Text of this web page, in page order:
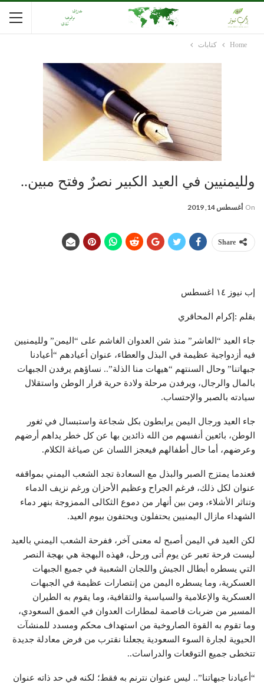
Home كتابات
ولليمنيين في العيد الكبير نصرٌ وفتح مبين..
On أغسطس 14, 2019
Share
إب نيوز ١٤ اغسطس
بقلم :إكرام المحاقري
جاء العيد “العاشر” منذ شن العدوان الغاشم على “اليمن” ولليمنيين
فيه أزدواجية عظيمة في البذل والعطاء، عنوان أعيادهم “أعيادنا
جبهاتنا” وحال السنتهم “هيهات منا الذلة”.. نساؤهم يرفدن الجبهات
بالمال والرجال، ويرفدن مرحلة ولادة حرية قرار الوطن واستقلال
سيادته بالصبر والإحتساب.
جاء العيد ورجال اليمن يرابطون بكل شجاعة واستبسال في ثغور
الوطن، بائعين أنفسهم من الله ذائدين بها عن كل خطر يداهم أرضهم
وعرضهم، أما حال أطفالهم فيعجز اللسان عن صياغة الكلام.
فعندما يمتزج الصبر والبذل مع السعادة تجد الشعب اليمني بمواقفه
عنوان لكل ذلك، فرغم الجراح وعظيم الأحزان ورغم نزيف الدماء
وتناثر الأشلاء، ومن بين أنهار من دموع الثكالى الممزوجة بنهر دماء
الشهداء مازال اليمنيين يحتفلون ويحتفون بيوم العيد.
لكن العيد في اليمن أصبح له معنى آخر، ففرحة الشعب اليمني بالعيد
ليست فرحة تعبر عن يوم أتى ورحل، فهذه البهجة هي بهجة النصر
التي يسطره أبطال الجيش واللجان الشعبية في جميع الجبهات
العسكرية، وما يسطره اليمن من إنتصارات عظيمة في الجبهات
العسكرية والإعلامية والسياسية والثقافية، وما يقوم به الطيران
المسير من ضربات قاصمة لمطارات العدوان في العمق السعودي،
وما تقوم به القوة الصاروخية من استهداف محكم ومسدد للمنشآت
الحيوية لجارة السوء السعودية يجعلنا نقترب من فرض معادلة جديدة
تتخطى جميع التوقعات والدراسات..
“أعيادنا جبهاتنا”.. ليس عنوان نترنم به فقط؛ لكنه في حد ذاته عنوان